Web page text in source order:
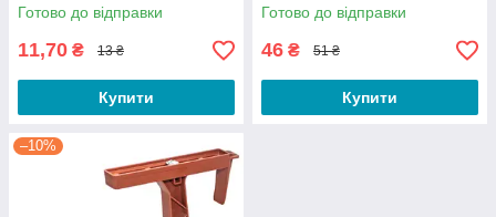
Готово до відправки
11,70 ₴ 13 ₴
Купити
Готово до відправки
46 ₴ 51 ₴
Купити
–10%